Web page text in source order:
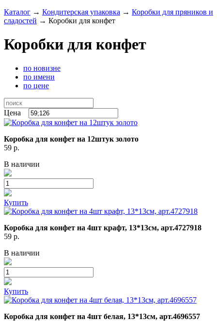
Каталог → Кондитерская упаковка → Коробки для пряников и
сладостей → Коробки для конфет
Коробки для конфет
по новизне
по имени
по цене
Цена
Коробка для конфет на 12штук золото
59 р.
В наличии
Купить
Коробка для конфет на 4шт крафт, 13*13см, арт.4727918
59 р.
В наличии
Купить
Коробка для конфет на 4шт белая, 13*13см, арт.4696557